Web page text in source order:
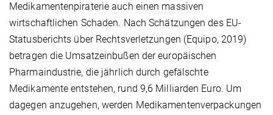
Medikamentenpiraterie auch einen massiven
wirtschaftlichen Schaden. Nach Schätzungen des EU-
Statusberichts über Rechtsverletzungen (Equipo, 2019)
betragen die Umsatzeinbußen der europäischen
Pharmaindustrie, die jährlich durch gefälschte
Medikamente entstehen, rund 9,6 Milliarden Euro. Um
dagegen anzugehen, werden Medikamentenverpackungen